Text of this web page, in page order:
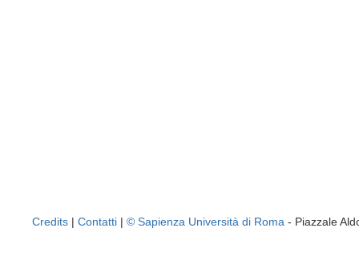
Credits | Contatti | © Sapienza Università di Roma - Piazzale